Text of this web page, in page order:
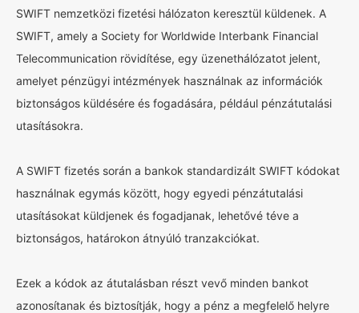
SWIFT nemzetközi fizetési hálózaton keresztül küldenek. A
SWIFT, amely a Society for Worldwide Interbank Financial
Telecommunication rövidítése, egy üzenethálózatot jelent,
amelyet pénzügyi intézmények használnak az információk
biztonságos küldésére és fogadására, például pénzátutalási
utasításokra.
A SWIFT fizetés során a bankok standardizált SWIFT kódokat
használnak egymás között, hogy egyedi pénzátutalási
utasításokat küldjenek és fogadjanak, lehetővé téve a
biztonságos, határokon átnyúló tranzakciókat.
Ezek a kódok az átutalásban részt vevő minden bankot
azonosítanak és biztosítják, hogy a pénz a megfelelő helyre